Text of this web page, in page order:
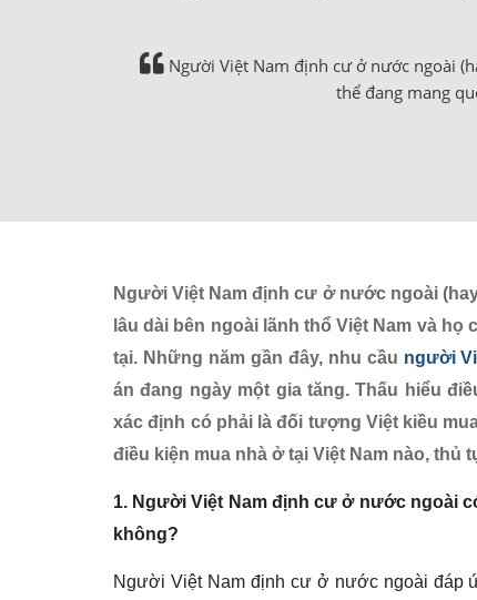
Người Việt Nam định cư ở nước ngoài
thể đang mang
Người Việt Nam định cư ở nước ngoài
lâu dài bên ngoài lãnh thổ Việt Nam và
tại. Những năm gần đây, nhu cầu người
án đang ngày một gia tăng. Thấu hiểu
xác định có phải là đối tượng Việt kiều
điều kiện mua nhà ở tại Việt Nam nào, thủ
1. Người Việt Nam định cư ở nước ngoài
không?
Người Việt Nam định cư ở nước ngoài đáp